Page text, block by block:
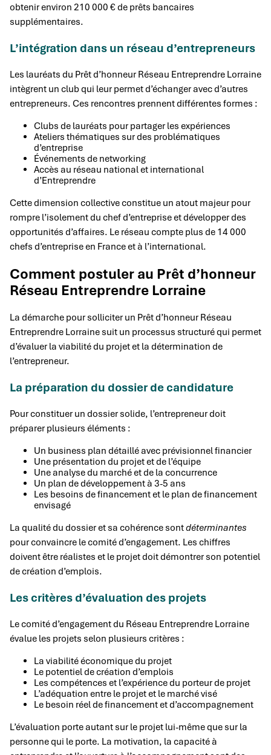
obtenir environ 210 000 € de prêts bancaires
supplémentaires.
L’intégration dans un réseau d’entrepreneurs
Les lauréats du Prêt d’honneur Réseau Entreprendre Lorraine
intègrent un club qui leur permet d’échanger avec d’autres
entrepreneurs. Ces rencontres prennent différentes formes :
Clubs de lauréats pour partager les expériences
Ateliers thématiques sur des problématiques
d’entreprise
Événements de networking
Accès au réseau national et international
d’Entreprendre
Cette dimension collective constitue un atout majeur pour
rompre l’isolement du chef d’entreprise et développer des
opportunités d’affaires. Le réseau compte plus de 14 000
chefs d’entreprise en France et à l’international.
Comment postuler au Prêt d’honneur
Réseau Entreprendre Lorraine
La démarche pour solliciter un Prêt d’honneur Réseau
Entreprendre Lorraine suit un processus structuré qui permet
d’évaluer la viabilité du projet et la détermination de
l’entrepreneur.
La préparation du dossier de candidature
Pour constituer un dossier solide, l’entrepreneur doit
préparer plusieurs éléments :
Un business plan détaillé avec prévisionnel financier
Une présentation du projet et de l’équipe
Une analyse du marché et de la concurrence
Un plan de développement à 3-5 ans
Les besoins de financement et le plan de financement
envisagé
La qualité du dossier et sa cohérence sontdéterminantes
pour convaincre le comité d’engagement. Les chiffres
doivent être réalistes et le projet doit démontrer son potentiel
de création d’emplois.
Les critères d’évaluation des projets
Le comité d’engagement du Réseau Entreprendre Lorraine
évalue les projets selon plusieurs critères :
La viabilité économique du projet
Le potentiel de création d’emplois
Les compétences et l’expérience du porteur de projet
L’adéquation entre le projet et le marché visé
Le besoin réel de financement et d’accompagnement
L’évaluation porte autant sur le projet lui-même que sur la
personne qui le porte. La motivation, la capacité à